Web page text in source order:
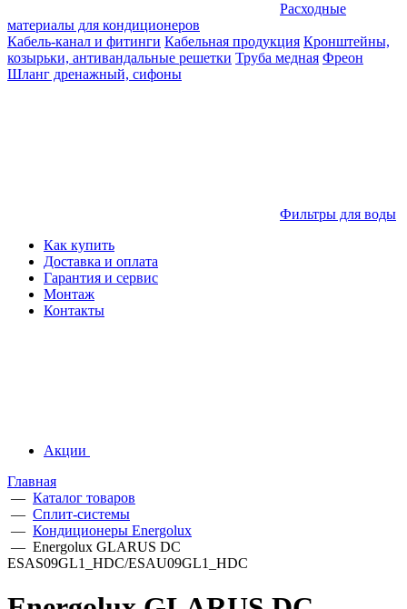
Расходные
материалы для кондиционеров
Кабель-канал и фитинги Кабельная продукция Кронштейны,
козырьки, антивандальные решетки Труба медная Фреон
Шланг дренажный, сифоны
Фильтры для воды
Как купить
Доставка и оплата
Гарантия и сервис
Монтаж
Контакты
Акции
Главная
— Каталог товаров
— Сплит-системы
— Кондиционеры Energolux
— Energolux GLARUS DC
ESAS09GL1_HDC/ESAU09GL1_HDC